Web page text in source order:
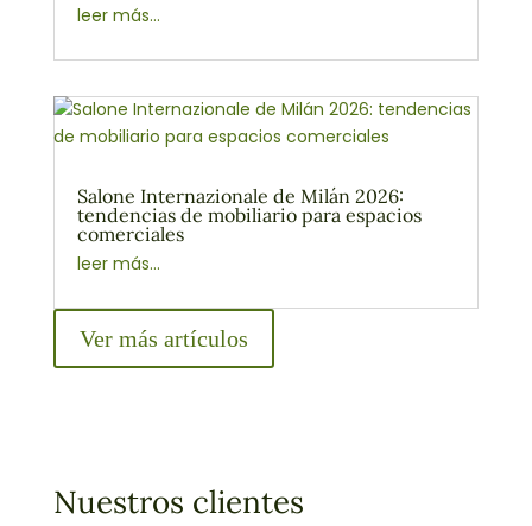
leer más...
Salone Internazionale de Milán 2026:
tendencias de mobiliario para espacios
comerciales
leer más...
Ver más artículos
Nuestros clientes